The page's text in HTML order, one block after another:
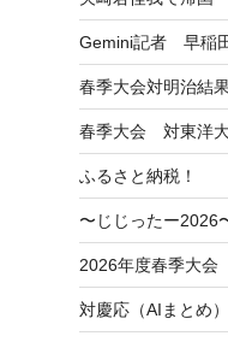
Gemini記者 早稲
春季大会対明治結
春季大会 対東洋
ふるさと納税！
〜じじったー2026
2026年度春季大
対慶応（AIまとめ）